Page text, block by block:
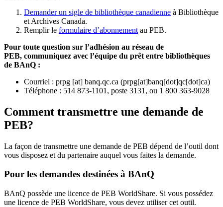
Demander un sigle de bibliothèque canadienne à Bibliothèque
et Archives Canada.
Remplir le formulaire d’abonnement au PEB.
Pour toute question sur l’adhésion au réseau de
PEB, communiquez avec l’équipe du prêt entre bibliothèques
de BAnQ :
Courriel : prpg [at] banq.qc.ca (prpg[at]banq[dot]qc[dot]ca)
Téléphone : 514 873-1101, poste 3131, ou 1 800 363-9028
Comment transmettre une demande de
PEB?
La façon de transmettre une demande de PEB dépend de l’outil dont
vous disposez et du partenaire auquel vous faites la demande.
Pour les demandes destinées à BAnQ
BAnQ possède une licence de PEB WorldShare. Si vous possédez
une licence de PEB WorldShare, vous devez utiliser cet outil.